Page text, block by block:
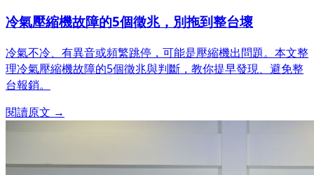
冷氣壓縮機故障的5個徵兆，別拖到整台壞
冷氣不冷、有異音或頻繁跳停，可能是壓縮機出問題。本文整
理冷氣壓縮機故障的5個徵兆與判斷，教你提早發現、避免整
台報銷。
閱讀原文 →